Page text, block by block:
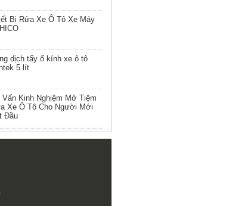
Bị Rửa Xe Ô Tô Xe Máy
dịch tẩy ố kính xe ô tô
5 lít
Kinh Nghiệm Mở Tiệm
Xe Ô Tô Cho Người Mới
Đầu